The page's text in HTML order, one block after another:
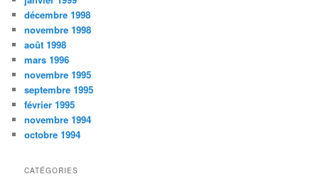
décembre 1998
novembre 1998
août 1998
mars 1996
novembre 1995
septembre 1995
février 1995
novembre 1994
octobre 1994
CATÉGORIES